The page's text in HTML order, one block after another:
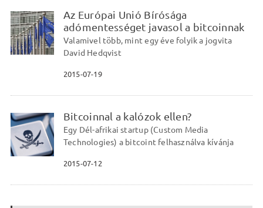
Az Európai Unió Bírósága
adómentességet javasol a bitcoinnak
Valamivel több, mint egy éve folyik a jogvita
David Hedqvist
2015-07-19
Bitcoinnal a kalózok ellen?
Egy Dél-afrikai startup (Custom Media
Technologies) a bitcoint felhasználva kívánja
2015-07-12